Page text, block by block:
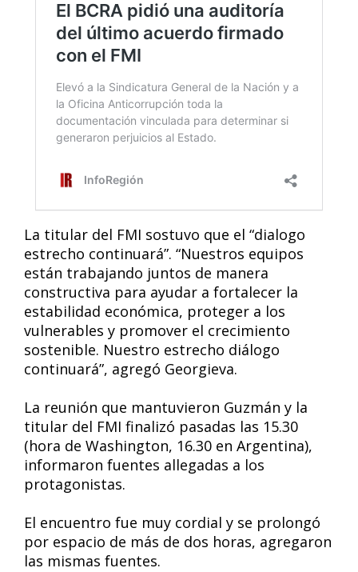
La titular del FMI sostuvo que el “dialogo
estrecho continuará”. “Nuestros equipos
están trabajando juntos de manera
constructiva para ayudar a fortalecer la
estabilidad económica, proteger a los
vulnerables y promover el crecimiento
sostenible. Nuestro estrecho diálogo
continuará”, agregó Georgieva.
La reunión que mantuvieron Guzmán y la
titular del FMI finalizó pasadas las 15.30
(hora de Washington, 16.30 en Argentina),
informaron fuentes allegadas a los
protagonistas.
El encuentro fue muy cordial y se prolongó
por espacio de más de dos horas, agregaron
las mismas fuentes.